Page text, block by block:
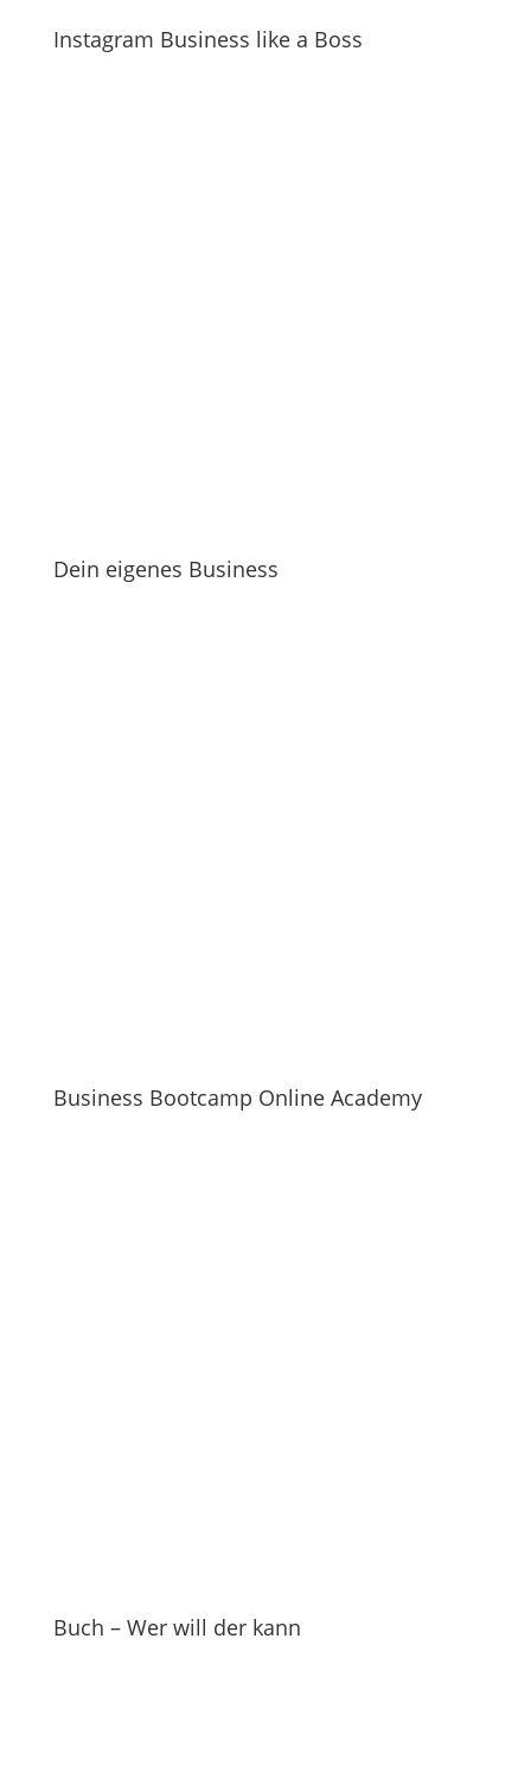
Instagram Business like a Boss
Dein eigenes Business
Business Bootcamp Online Academy
Buch – Wer will der kann